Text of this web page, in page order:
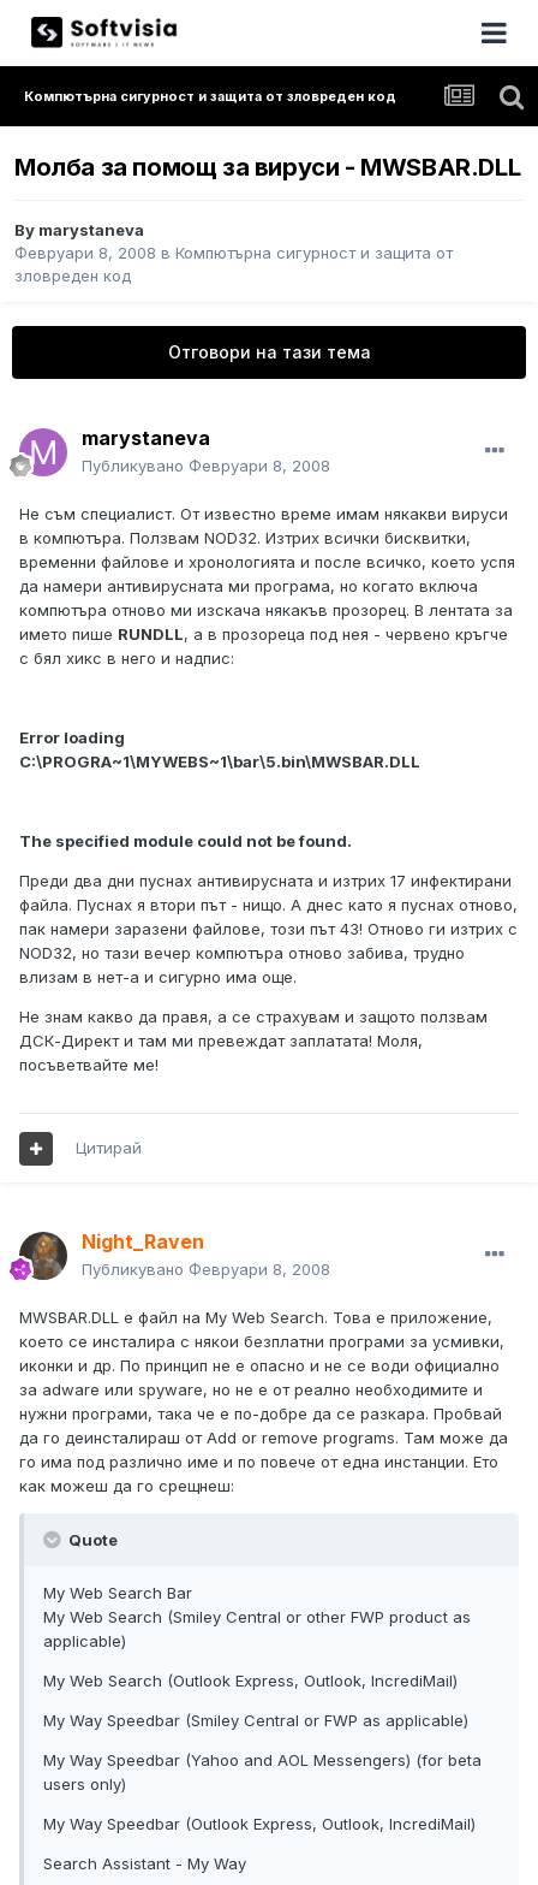
Компютърна сигурност и защита от зловреден код
Молба за помощ за вируси - MWSBAR.DLL
By marystaneva
Февруари 8, 2008 в Компютърна сигурност и защита от
зловреден код
Отговори на тази тема
marystaneva
Публикувано Февруари 8, 2008
Не съм специалист. От известно време имам някакви вируси
в компютъра. Ползвам NOD32. Изтрих всички бисквитки,
временни файлове и хронологията и после всичко, което успя
да намери антивирусната ми програма, но когато включа
компютъра отново ми изскача някакъв прозорец. В лентата за
името пише RUNDLL, а в прозореца под нея - червено кръгче
с бял хикс в него и надпис:
Error loading
C:\PROGRA~1\MYWEBS~1\bar\5.bin\MWSBAR.DLL
The specified module could not be found.
Преди два дни пуснах антивирусната и изтрих 17 инфектирани
файла. Пуснах я втори път - нищо. А днес като я пуснах отново,
пак намери заразени файлове, този път 43! Отново ги изтрих с
NOD32, но тази вечер компютъра отново забива, трудно
влизам в нет-а и сигурно има още.
Не знам какво да правя, а се страхувам и защото ползвам
ДСК-Директ и там ми превеждат заплатата! Моля,
посъветвайте ме!
Цитирай
Night_Raven
Публикувано Февруари 8, 2008
MWSBAR.DLL е файл на My Web Search. Това е приложение,
което се инсталира с някои безплатни програми за усмивки,
иконки и др. По принцип не е опасно и не се води официално
за adware или spyware, но не е от реално необходимите и
нужни програми, така че е по-добре да се разкара. Пробвай
да го деинсталираш от Add or remove programs. Там може да
го има под различно име и по повече от една инстанции. Ето
как можеш да го срещнеш:
Quote
My Web Search Bar
My Web Search (Smiley Central or other FWP product as
applicable)
My Web Search (Outlook Express, Outlook, IncrediMail)
My Way Speedbar (Smiley Central or FWP as applicable)
My Way Speedbar (Yahoo and AOL Messengers) (for beta
users only)
My Way Speedbar (Outlook Express, Outlook, IncrediMail)
Search Assistant - My Way